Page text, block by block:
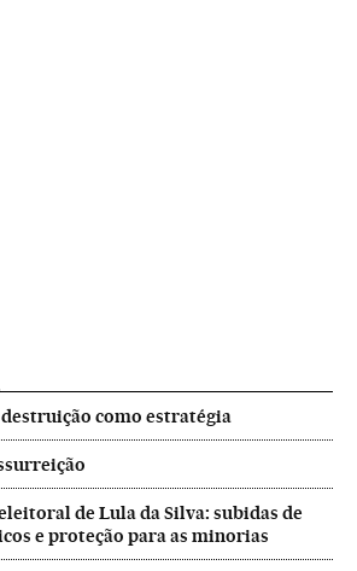
como estratégia
de Lula da Silva: subidas de
e proteção para as minorias